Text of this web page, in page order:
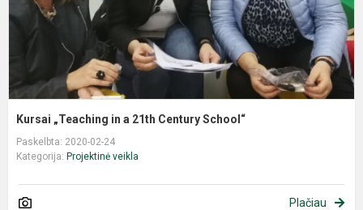
Kursai „Teaching in a 21th Century School“
Paskelbta: 2020-02-24
Kategorija: Projektinė veikla
Plačiau